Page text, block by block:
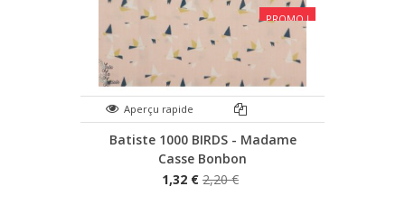
PROMO !
Aperçu rapide
Batiste 1000 BIRDS - Madame
Casse Bonbon
1,32 € 2,20 €